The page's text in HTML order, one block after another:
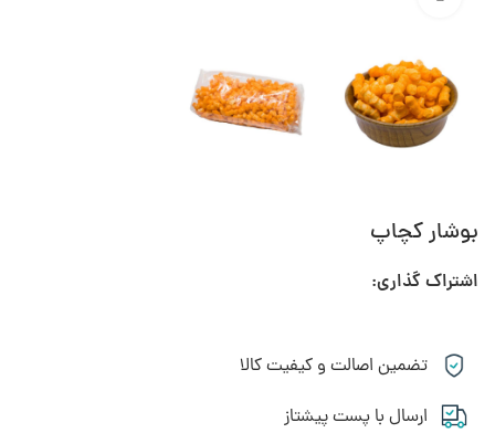
بوشار کچاپ
اشتراک گذاری:
تضمین اصالت و کیفیت کالا
ارسال با پست پیشتاز